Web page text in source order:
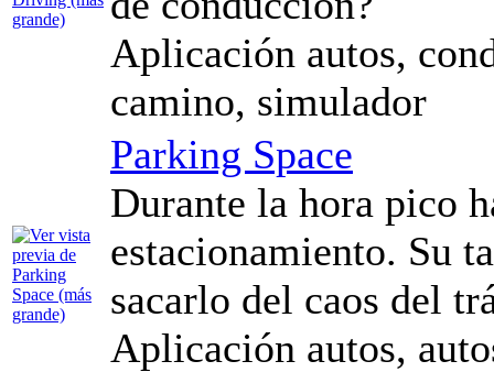
Aplicación autos,
camino, simulador
Parking Space
Durante la hora pico
estacionamiento. Su
sacarlo del caos del
Aplicación autos,